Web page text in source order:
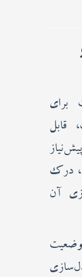
برای
قابل
درک
آن